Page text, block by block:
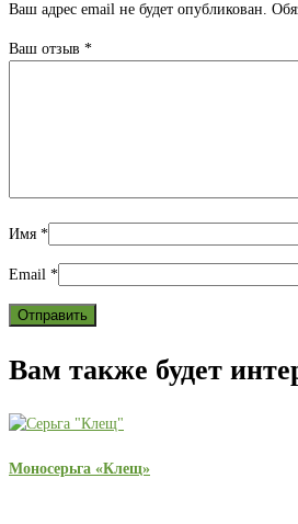
Ваш адрес email не будет опубликован.
Ваш отзыв *
Имя *
Email *
Вам также будет
Моносерьга «Клещ»